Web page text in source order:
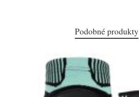
Podobné produkty